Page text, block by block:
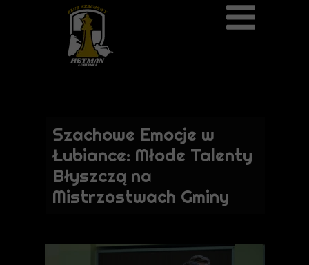
Szachowe Emocje w
Łubiance: Młode Talenty
Błyszczą na
Mistrzostwach Gminy